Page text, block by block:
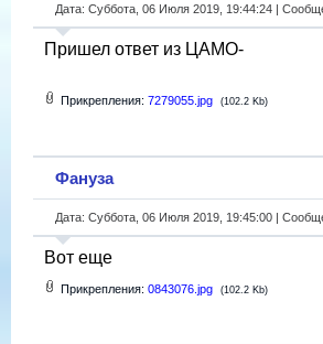
Дата: Суббота, 06 Июля 2019, 19:44:24 |
Пришел ответ из ЦАМО-
Прикрепления: 7279055.jpg (102.2 Kb)
Фануза
Дата: Суббота, 06 Июля 2019, 19:45:00 |
Вот еще
Прикрепления: 0843076.jpg (102.2 Kb)